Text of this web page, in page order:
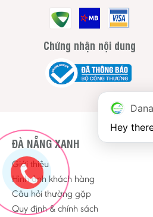
Chứng nhận nội dung
ĐÀ NẴNG XANH
Giới thiệu
Hình ảnh khách hàng
Câu hỏi thường gặp
Quy định & chính sách
Hey